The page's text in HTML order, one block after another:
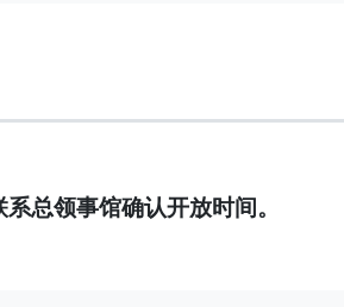
总领事馆确认开放时间。